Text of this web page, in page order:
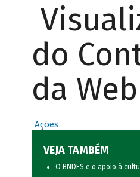
do
da Web
Ações
VEJA TAMBÉM
O BNDES e o apoio à